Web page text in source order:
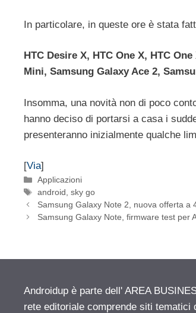
In particolare, in queste ore è stata
HTC Desire X, HTC One X, HTC
Mini, Samsung Galaxy Ace 2,
Insomma, una novità non di poco
hanno deciso di portarsi a casa i
presenteranno inizialmente qualche
[Via]
Categorie
Applicazioni
Tag
android,sky go
Samsung Galaxy Note 2, nuova offerta a
Samsung Galaxy Note, firmware test per
Androidup è parte dell' AREA
rete editoriale comprende siti tematici